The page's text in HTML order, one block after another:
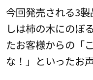
今回発売される3
しは柿の木にのぼ
たお客様からの「
な！」といったお